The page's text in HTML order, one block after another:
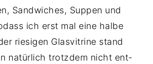
Sandwiches, Suppen und
ich erst mal eine halbe
riesigen Glasvitrine stand
natürlich trotzdem nicht ent-